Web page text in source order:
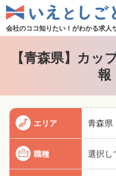
会社のココ知りたい！がわかる求人
【青森県】カッ
報
エリア 青森県
職種 選択し